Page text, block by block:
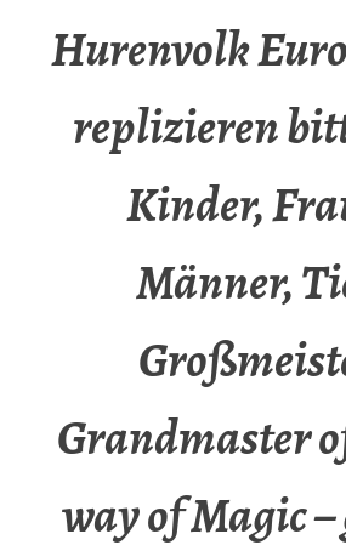
Hurenvolk
replizieren
Kinder,
Männer,
Grandmaster
way of Magic